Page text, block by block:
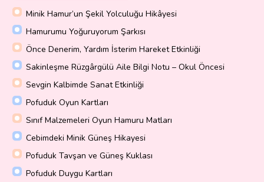
Minik Hamur’un Şekil Yolculuğu Hikâyesi
Hamurumu Yoğuruyorum Şarkısı
Önce Denerim, Yardım İsterim Hareket Etkinliği
Sakinleşme Rüzgârgülü Aile Bilgi Notu – Okul Öncesi
Sevgin Kalbimde Sanat Etkinliği
Pofuduk Oyun Kartları
Sınıf Malzemeleri Oyun Hamuru Matları
Cebimdeki Minik Güneş Hikayesi
Pofuduk Tavşan ve Güneş Kuklası
Pofuduk Duygu Kartları